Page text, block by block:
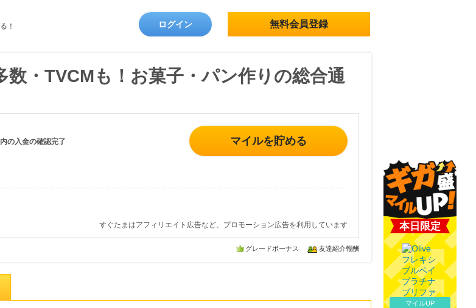
！ ログイン 無料会員登録
数・TVCMも！お菓子・パン作りの総合通
の入金の確認完了
マイルを貯める
すぐたまはアフィリエイト広告など、プロモーション広告を利用しています
グレードボーナス 友達紹介報酬
本日限定
マイルUP